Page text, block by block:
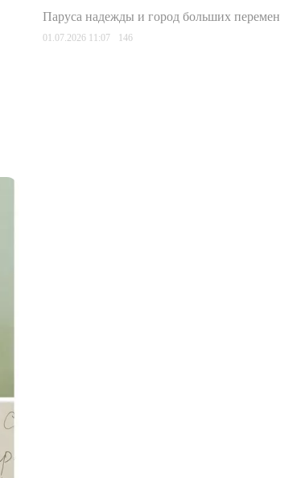
Паруса надежды и город больших перемен
01.07.2026 11:07 146